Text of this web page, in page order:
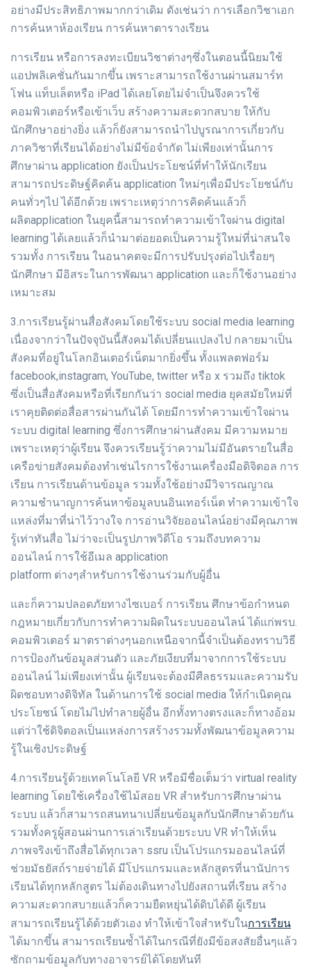
อย่างมีประสิทธิภาพมากกว่าเดิม ดังเช่นว่า การเลือกวิชาเอก
การค้นหาห้องเรียน การค้นหาตารางเรียน
การเรียน หรือการลงทะเบียนวิชาต่างๆซึ่งในตอนนี้นิยมใช้
แอปพลิเคชั่นกันมากขึ้น เพราะสามารถใช้งานผ่านสมาร์ท
โฟน แท็บเล็ตหรือ iPad ได้เลยโดยไม่จำเป็นจึงควรใช้
คอมพิวเตอร์หรือเข้าเว็บ สร้างความสะดวกสบาย ให้กับ
นักศึกษาอย่างยิ่ง แล้วก็ยังสามารถนำไปบูรณาการเกี่ยวกับ
ภาควิชาที่เรียนได้อย่างไม่มีข้อจำกัด ไม่เพียงเท่านั้นการ
ศึกษาผ่าน application ยังเป็นประโยชน์ที่ทำให้นักเรียน
สามารถประดิษฐ์คิดค้น application ใหม่ๆเพื่อมีประโยชน์กับ
คนทั่วๆไป ได้อีกด้วย เพราะเหตุว่าการคิดค้นแล้วก็
ผลิตapplication ในยุคนี้สามารถทำความเข้าใจผ่าน digital
learning ได้เลยแล้วก็นำมาต่อยอดเป็นความรู้ใหม่ที่น่าสนใจ
รวมทั้ง การเรียน ในอนาคตจะมีการปรับปรุงต่อไปเรื่อยๆ
นักศึกษา มีอิสระในการพัฒนา application และก็ใช้งานอย่าง
เหมาะสม
3.การเรียนรู้ผ่านสื่อสังคมโดยใช้ระบบ social media learning
เนื่องจากว่าในปัจจุบันนี้สังคมได้เปลี่ยนแปลงไป กลายมาเป็น
สังคมที่อยู่ในโลกอินเตอร์เน็ตมากยิ่งขึ้น ทั้งแพลตฟอร์ม
facebook,instagram, YouTube, twitter หรือ x รวมถึง tiktok
ซึ่งเป็นสื่อสังคมหรือที่เรียกกันว่า social media ยุคสมัยใหม่ที่
เราคุยติดต่อสื่อสารผ่านกันได้ โดยมีการทำความเข้าใจผ่าน
ระบบ digital learning ซึ่งการศึกษาผ่านสังคม มีความหมาย
เพราะเหตุว่าผู้เรียน จึงควรเรียนรู้ว่าความไม่มีอันตรายในสื่อ
เครือข่ายสังคมต้องทำเช่นไรการใช้งานเครื่องมือดิจิตอล การ
เรียน การเรียนด้านข้อมูล รวมทั้งใช้อย่างมีวิจารณญาณ
ความชำนาญการค้นหาข้อมูลบนอินเทอร์เน็ต ทำความเข้าใจ
แหล่งที่มาที่น่าไว้วางใจ การอ่านวิจัยออนไลน์อย่างมีคุณภาพ
รู้เท่าทันสื่อ ไม่ว่าจะเป็นรูปภาพวิดีโอ รวมถึงบทความ
ออนไลน์ การใช้อีเมล application
platform ต่างๆสำหรับการใช้งานร่วมกับผู้อื่น
และก็ความปลอดภัยทางไซเบอร์ การเรียน ศึกษาข้อกำหนด
กฎหมายเกี่ยวกับการทำความผิดในระบบออนไลน์ ได้แก่พรบ.
คอมพิวเตอร์ มาตราต่างๆนอกเหนือจากนี้จำเป็นต้องทราบวิธี
การป้องกันข้อมูลส่วนตัว และภัยเงียบที่มาจากการใช้ระบบ
ออนไลน์ ไม่เพียงเท่านั้น ผู้เรียนจะต้องมีศีลธรรมและความรับ
ผิดชอบทางดิจิทัล ในด้านการใช้ social media ให้กำเนิดคุณ
ประโยชน์ โดยไม่ไปทำลายผู้อื่น อีกทั้งทางตรงและก็ทางอ้อม
แต่ว่าใช้ดิจิตอลเป็นแหล่งการสร้างรวมทั้งพัฒนาข้อมูลความ
รู้ในเชิงประดิษฐ์
4.การเรียนรู้ด้วยเทคโนโลยี VR หรือมีชื่อเต็มว่า virtual reality
learning โดยใช้เครื่องใช้ไม้สอย VR สำหรับการศึกษาผ่าน
ระบบ แล้วก็สามารถสนทนาเปลี่ยนข้อมูลกับนักศึกษาด้วยกัน
รวมทั้งครูผู้สอนผ่านการเล่าเรียนด้วยระบบ VR ทำให้เห็น
ภาพจริงเข้าถึงสื่อได้ทุกเวลา ssru เป็นโปรแกรมออนไลน์ที่
ช่วยมัธยัสถ์รายจ่ายได้ มีโปรแกรมและหลักสูตรที่นานัปการ
เรียนได้ทุกหลักสูตร ไม่ต้องเดินทางไปยังสถานที่เรียน สร้าง
ความสะดวกสบายแล้วก็ความยืดหยุ่นได้ดิบได้ดี ผู้เรียน
สามารถเรียนรู้ได้ด้วยตัวเอง ทำให้เข้าใจสำหรับในการเรียน
ได้มากขึ้น สามารถเรียนซ้ำได้ในกรณีที่ยังมีข้อสงสัยอื่นๆแล้ว
ซักถามข้อมูลกับทางอาจารย์ได้โดยทันที